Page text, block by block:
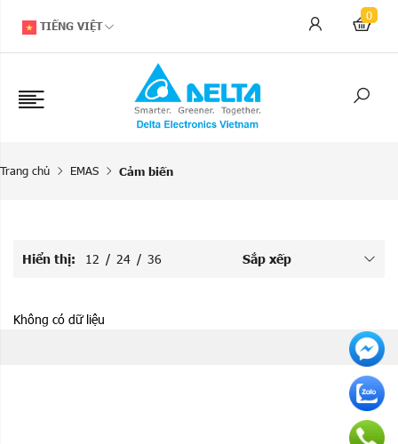
TIẾNG VIỆT
0
Trang chủ EMAS Cảm biến
Hiển thị: 12 / 24 / 36 Sắp xếp
Không có dữ liệu